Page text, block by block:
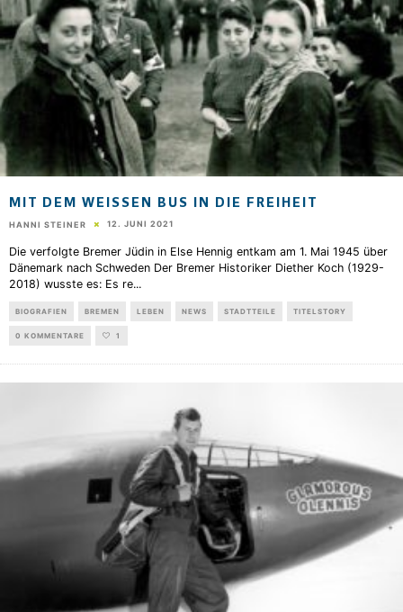
MIT DEM WEISSEN BUS IN DIE FREIHEIT
HANNI STEINER 12. JUNI 2021
Die verfolgte Bremer Jüdin in Else Hennig entkam am 1. Mai 1945 über
Dänemark nach Schweden Der Bremer Historiker Diether Koch (1929-
2018) wusste es: Es re...
BIOGRAFIEN BREMEN LEBEN NEWS STADTTEILE TITELSTORY
0 KOMMENTARE 1